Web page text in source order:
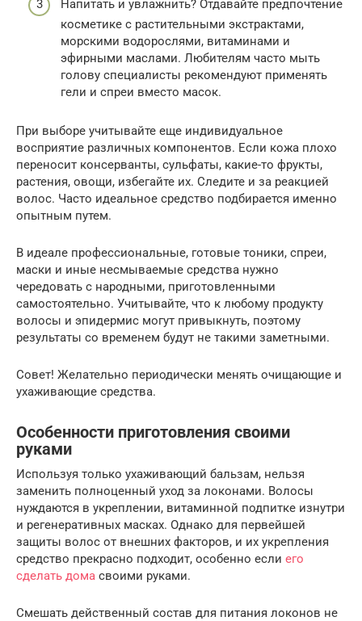
Напитать и увлажнить? Отдавайте предпочтение
косметике с растительными экстрактами,
морскими водорослями, витаминами и
эфирными маслами. Любителям часто мыть
голову специалисты рекомендуют применять
гели и спреи вместо масок.
При выборе учитывайте еще индивидуальное
восприятие различных компонентов. Если кожа плохо
переносит консерванты, сульфаты, какие-то фрукты,
растения, овощи, избегайте их. Следите и за реакцией
волос. Часто идеальное средство подбирается именно
опытным путем.
В идеале профессиональные, готовые тоники, спреи,
маски и иные несмываемые средства нужно
чередовать с народными, приготовленными
самостоятельно. Учитывайте, что к любому продукту
волосы и эпидермис могут привыкнуть, поэтому
результаты со временем будут не такими заметными.
Совет! Желательно периодически менять очищающие и
ухаживающие средства.
Особенности приготовления своими
руками
Используя только ухаживающий бальзам, нельзя
заменить полноценный уход за локонами. Волосы
нуждаются в укреплении, витаминной подпитке изнутри
и регенеративных масках. Однако для первейшей
защиты волос от внешних факторов, и их укрепления
средство прекрасно подходит, особенно если его
сделать дома своими руками.
Смешать действенный состав для питания локонов не